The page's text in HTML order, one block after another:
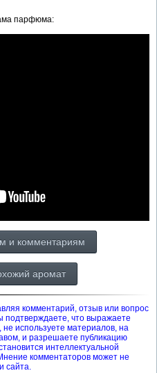
парфюма:
и комментариям
аромат
комментарий, отзыв или вопрос
подтверждаете, что выражаете
используете материалов, на
и разрешаете публикацию
интеллектуальной
комментаторов может не
сайта.